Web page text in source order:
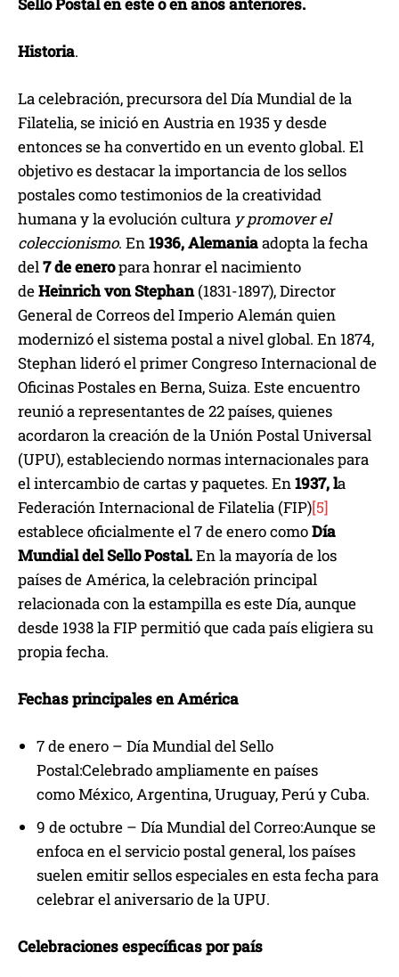
Sello Postal en este o en años anteriores.
Historia.
La celebración, precursora del Día Mundial de la
Filatelia, se inició en Austria en 1935 y desde
entonces se ha convertido en un evento global. El
objetivo es destacar la importancia de los sellos
postales como testimonios de la creatividad
humana y la evolución cultura y promover el
coleccionismo. En1936, Alemaniaadopta la fecha
del7de eneropara honrar el nacimiento
deHeinrich von Stephan(1831-1897), Director
General de Correos del Imperio Alemán quien
modernizó el sistema postal a nivel global. En 1874,
Stephan lideró el primer Congreso Internacional de
Oficinas Postales en Berna, Suiza. Este encuentro
reunió a representantes de 22 países, quienes
acordaron la creación de la Unión Postal Universal
(UPU), estableciendo normas internacionales para
el intercambio de cartas y paquetes. En1937, la
Federación Internacional de Filatelia (FIP)[5]
establece oficialmente el 7 de enero comoDía
Mundial del Sello Postal.En la mayoría de los
países de América, la celebración principal
relacionada con la estampilla es este Día, aunque
desde 1938 la FIP permitió que cada país eligiera su
propia fecha.
Fechas principales en América
7 de enero – Día Mundial del Sello
Postal:Celebrado ampliamente en países
como México, Argentina, Uruguay, Perú y Cuba.
9 de octubre – Día Mundial del Correo:Aunque se
enfoca en el servicio postal general, los países
suelen emitir sellos especiales en esta fecha para
celebrar el aniversario de la UPU.
Celebraciones específicas por país